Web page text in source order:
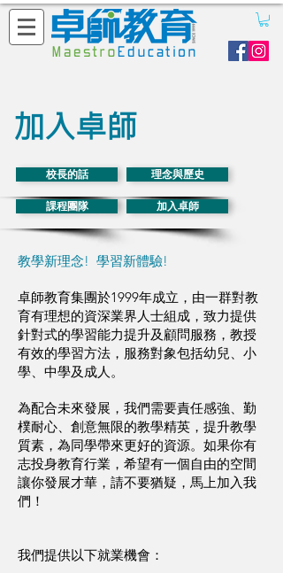
加入卓師
校長的話
課程團隊
理念與歷史
加入卓師
教學新理念! 學習新體驗!
卓師教育集團於1999年成立，由一群對教
育有理想的資深業界人士組成，致力提供
針對式的學習能力提升及顧問服務，教授
有效的學習方法，服務對象包括幼兒、小
學、中學及成人。
為配合未來發展，我們需要責任感強、勤
樸耐心、創意無限的教學精英，提升教學
質素，為同學帶來更好的資源。如果你有
志投身教育行業，希望有一個自由的空間
讓你發展才華，請不要猶疑，馬上加入我
們！
我們提供以下就業機會：